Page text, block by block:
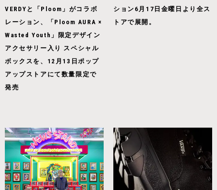
VERDYと「Ploom」がコラボ
レーション、「Ploom AURA ×
Wasted Youth」限定デザイン
アクセサリー入り スペシャル
ボックスを、12月13日ポップ
アップストアにて数量限定で
発売
ション6月17日金曜日より全ス
トアで展開。